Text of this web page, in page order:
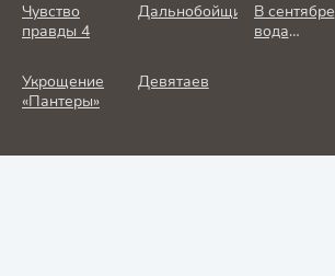
Чувство
правды 4
Дальнобойщик
В сентябре
вода
Укрощение
«Пантеры»
Девятаев